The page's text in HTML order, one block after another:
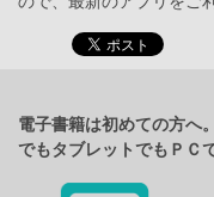
電子書籍は初めての方へ
でもタブレットでもＰＣ